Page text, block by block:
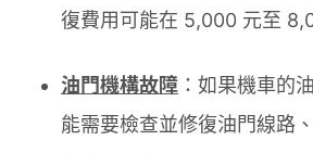
復費用可能在 5,000 元至
油門機構故障 ：如果機車的
能需要檢查並修復油門線路